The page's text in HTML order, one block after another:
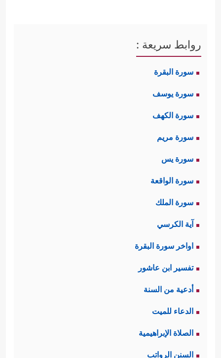
روابط سريعة :
سورة البقرة
سورة يوسف
سورة الكهف
سورة مريم
سورة يس
سورة الواقعة
سورة الملك
آية الكرسي
اواخر سورة البقرة
تفسير ابن عاشور
أدعية من السنة
الدعاء للميت
الصلاة الإبراهيمية
السنن الرواتب